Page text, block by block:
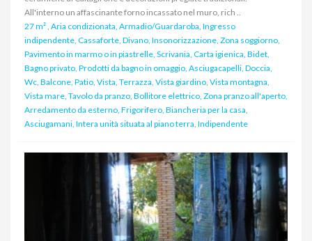
All'interno un affascinante forno incassato nel muro, rich ..
27 m², Aria condizionata, Armadio/Guardaroba, Ingresso
indipendente, Cassaforte, Divano, Insonorizzazione, Zona soggiorno,
Pavimento in marmo o in piastrelle, Scrivania, Carta igienica, Bidet,
Bagno privato, Prodotti da bagno in omaggio, Asciugacapelli, Doccia,
Wc, Balcone, Patio, Vista, Terrazza, Vista giardino, Vista montagna,
Vista mare, Tavolo da pranzo, Bollitore elettrico, Zona pranzo all'aperto,
Arredamento da esterno, Frigorifero, Biancheria per la casa,
Asciugamani, Intera unità situata al piano terra, Indipendente